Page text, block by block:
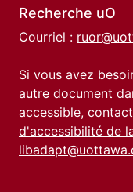
Recherche uO
Courriel :
Si vous avez
autre document
accessible,
d'accessibilité de